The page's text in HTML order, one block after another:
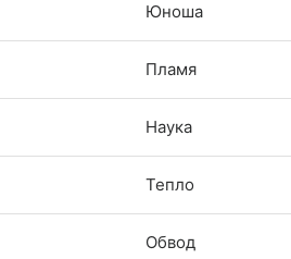
Юноша
Пламя
Наука
Тепло
Обвод